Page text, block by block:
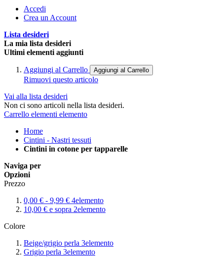
Accedi
Crea un Account
Lista desideri
La mia lista desideri
Ultimi elementi aggiunti
Aggiungi al Carrello Aggiungi al Carrello
Rimuovi questo articolo
Vai alla lista desideri
Non ci sono articoli nella lista desideri.
Carrello elementi elemento
Home
Cintini - Nastri tessuti
Cintini in cotone per tapparelle
Naviga per
Opzioni
Prezzo
0,00 € - 9,99 € 4elemento
10,00 € e sopra 2elemento
Colore
Beige/grigio perla 3elemento
Grigio perla 3elemento